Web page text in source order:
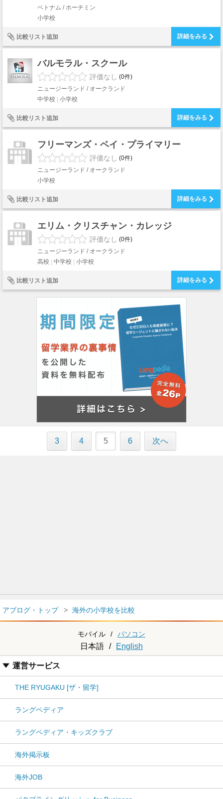
ベトナム / ホーチミン
小学校
比較リスト追加 詳細をみる
バルモラル・スクール
評価なし (0件)
ニュージーランド / オークランド
中学校
小学校
比較リスト追加 詳細をみる
フリーマンズ・ベイ・プライマリー
評価なし (0件)
ニュージーランド / オークランド
小学校
比較リスト追加 詳細をみる
エリム・クリスチャン・カレッジ
評価なし (0件)
ニュージーランド / オークランド
高校
中学校 小学校
比較リスト追加 詳細をみる
3 4 5 6 次へ
アブログ・トップ 海外の小学校を比較
モバイル / パソコン
日本語 / English
運営サービス
THE RYUGAKU [ザ・留学]
ラングペディア
ラングペディア・キッズクラブ
海外掲示板
海外JOB